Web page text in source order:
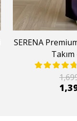
SERENA